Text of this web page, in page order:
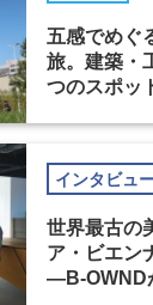
五感でめぐ
旅。建築・
つのスポッ
インタビュ
世界最古の
ア・ビエン
―B-OWND